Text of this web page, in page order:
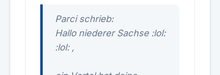
Parci schrieb:
Hallo niederer Sachse :lol:
:lol: ,